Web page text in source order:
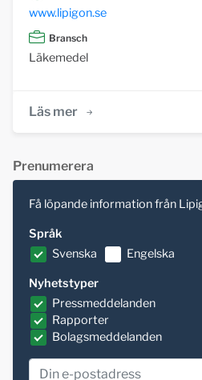
www.lipigon.se
Bransch
Läkemedel
Läs mer
Prenumerera
Få löpande information från
Språk
Svenska
Engelska
Nyhetstyper
Pressmeddelanden
Rapporter
Bolagsmeddelanden